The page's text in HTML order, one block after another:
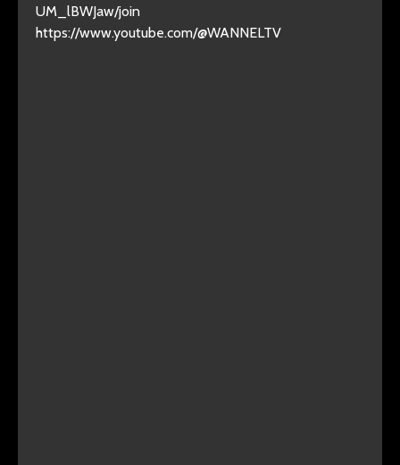
UM_lBWJaw/join
https://www.youtube.com/@WANNELTV